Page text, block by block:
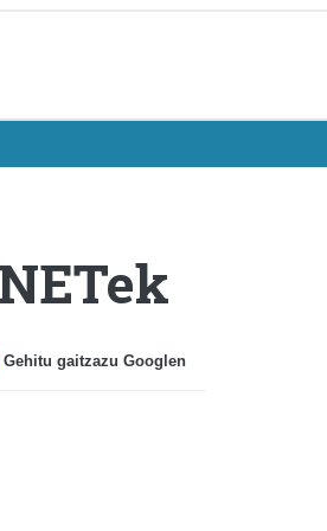
Gehitu gaitzazu Googlen